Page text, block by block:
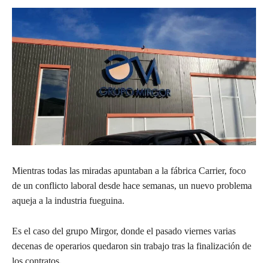
Mientras todas las miradas apuntaban a la fábrica Carrier, foco
de un conflicto laboral desde hace semanas, un nuevo problema
aqueja a la industria fueguina.
Es el caso del grupo Mirgor, donde el pasado viernes varias
decenas de operarios quedaron sin trabajo tras la finalización de
los contratos.